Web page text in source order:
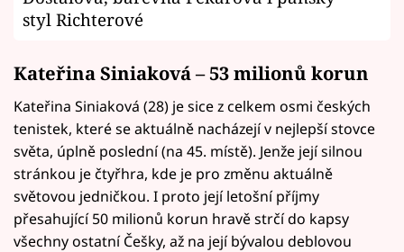
styl Richterové
Kateřina Siniaková – 53 milionů korun
Kateřina Siniaková (28) je sice z celkem osmi českých
tenistek, které se aktuálně nacházejí v nejlepší stovce
světa, úplně poslední (na 45. místě). Jenže její silnou
stránkou je čtyřhra, kde je pro změnu aktuálně
světovou jedničkou. I proto její letošní příjmy
přesahující 50 milionů korun hravě strčí do kapsy
všechny ostatní Češky, až na její bývalou deblovou